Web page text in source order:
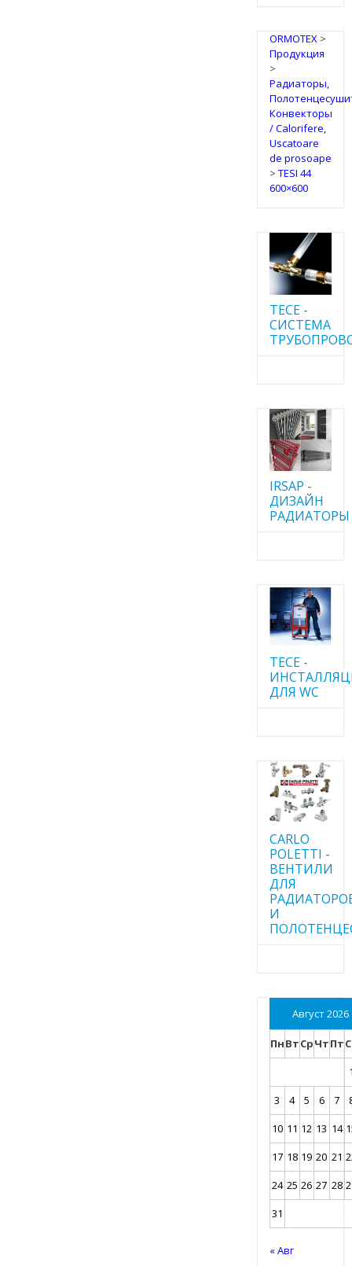
ORMOTEX>
Продукция
>
Радиаторы,
Конвекторы
/ Calorifere,
Uscatoare
de prosoape
> TESI 44
600×600
TECE -
CИСТЕМА
IRSAP -
ДИЗАЙН
РАДИАТОРЫ
TECE -
ДЛЯ WC
CARLO
POLETTI -
ВЕНТИЛИ
ДЛЯ
И
Август 2026
ПнВтСрЧтПт
3
4 5 6 7
10 11 12 13 14
17 18 19 20 21
24 25 26 27 28
31
« Авг